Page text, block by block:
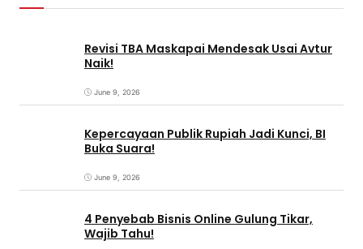
Revisi TBA Maskapai Mendesak Usai Avtur
Naik!
June 9, 2026
Kepercayaan Publik Rupiah Jadi Kunci, BI
Buka Suara!
June 9, 2026
4 Penyebab Bisnis Online Gulung Tikar,
Wajib Tahu!